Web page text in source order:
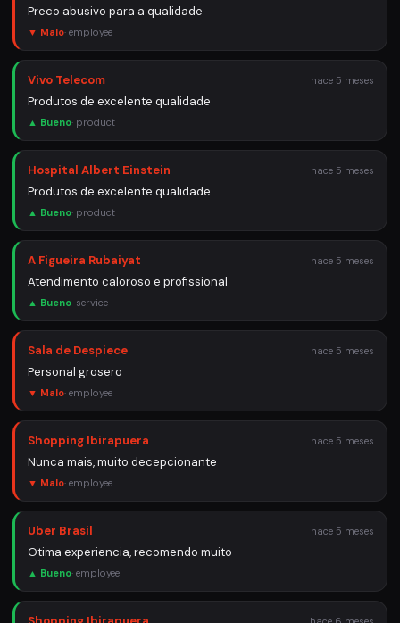
Preco abusivo para a qualidade
▼ Malo· employee
Vivo Telecom hace 5 meses
Produtos de excelente qualidade
▲ Bueno· product
Hospital Albert Einstein hace 5 meses
Produtos de excelente qualidade
▲ Bueno· product
A Figueira Rubaiyat hace 5 meses
Atendimento caloroso e profissional
▲ Bueno· service
Sala de Despiece hace 5 meses
Personal grosero
▼ Malo· employee
Shopping Ibirapuera hace 5 meses
Nunca mais, muito decepcionante
▼ Malo· employee
Uber Brasil hace 5 meses
Otima experiencia, recomendo muito
▲ Bueno· employee